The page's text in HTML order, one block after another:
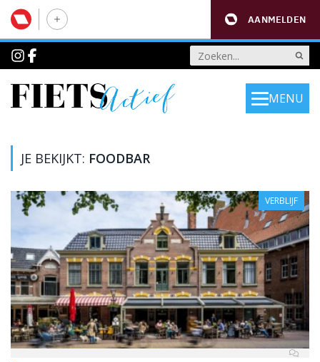
AANMELDEN
MENU
JE BEKIJKT: FOODBAR
VERBLIJF